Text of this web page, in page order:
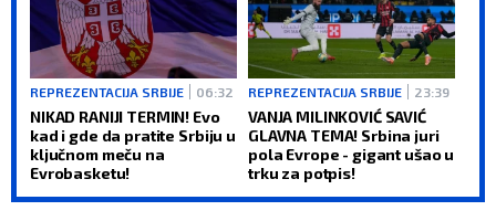
REPREZENTACIJA SRBIJE 06:32
NIKAD RANIJI TERMIN! Evo
kad i gde da pratite Srbiju u
ključnom meču na
Evrobasketu!
REPREZENTACIJA SRBIJE 23:39
VANJA MILINKOVIĆ SAVIĆ
GLAVNA TEMA! Srbina juri
pola Evrope - gigant ušao u
trku za potpis!